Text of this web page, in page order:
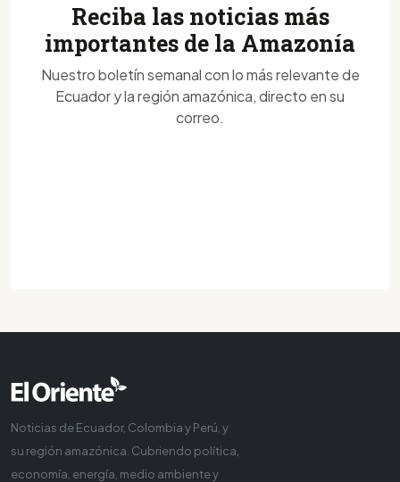
Reciba las noticias más
importantes de la Amazonía
Nuestro boletín semanal con lo más relevante de
Ecuador y la región amazónica, directo en su
correo.
Noticias de Ecuador, Colombia y Perú, y
su región amazónica. Cubriendo política,
economía, energía, medio ambiente y